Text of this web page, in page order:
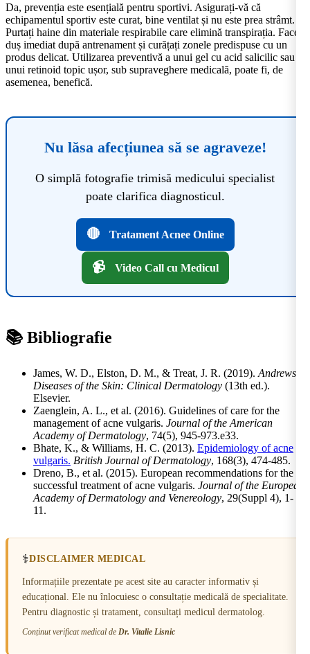
Da, prevenția este esențială pentru sportivi. Asigurați-vă că
echipamentul sportiv este curat, bine ventilat și nu este prea strâmt.
Purtați haine din materiale respirabile care elimină transpirația. Faceți
duș imediat după antrenament și curățați zonele predispuse cu un
produs delicat. Utilizarea preventivă a unui gel cu acid salicilic sau a
unui retinoid topic ușor, sub supraveghere medicală, poate fi, de
asemenea, benefică.
Nu lăsa afecțiunea să se agraveze!
O simplă fotografie trimisă medicului specialist
poate clarifica diagnosticul.
🔴 Tratament Acnee Online
📹 Video Call cu Medicul
📚 Bibliografie
James, W. D., Elston, D. M., & Treat, J. R. (2019). Andrews’
Diseases of the Skin: Clinical Dermatology (13th ed.).
Elsevier.
Zaenglein, A. L., et al. (2016). Guidelines of care for the
management of acne vulgaris. Journal of the American
Academy of Dermatology, 74(5), 945-973.e33.
Bhate, K., & Williams, H. C. (2013). Epidemiology of acne
vulgaris. British Journal of Dermatology, 168(3), 474-485.
Dreno, B., et al. (2015). European recommendations for the
successful treatment of acne vulgaris. Journal of the European
Academy of Dermatology and Venereology, 29(Suppl 4), 1-
11.
⚕️DISCLAIMER MEDICAL
Informațiile prezentate pe acest site au caracter informativ și
educațional. Ele nu înlocuiesc o consultație medicală de specialitate.
Pentru diagnostic și tratament, consultați medicul dermatolog.
Conținut verificat medical de Dr. Vitalie Lisnic